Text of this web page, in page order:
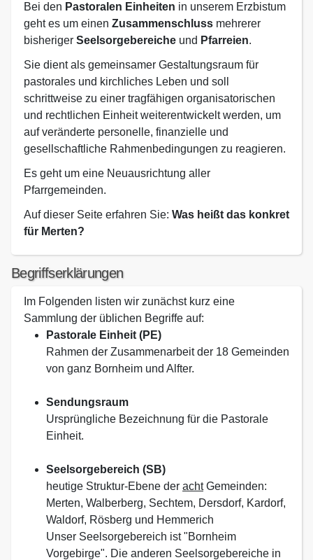
Bei den Pastoralen Einheiten in unserem Erzbistum
geht es um einen Zusammenschluss mehrerer
bisheriger Seelsorgebereiche und Pfarreien.
Sie dient als gemeinsamer Gestaltungsraum für
pastorales und kirchliches Leben und soll
schrittweise zu einer tragfähigen organisatorischen
und rechtlichen Einheit weiterentwickelt werden, um
auf veränderte personelle, finanzielle und
gesellschaftliche Rahmenbedingungen zu reagieren.
Es geht um eine Neuausrichtung aller
Pfarrgemeinden.
Auf dieser Seite erfahren Sie: Was heißt das konkret
für Merten?
Begriffserklärungen
Im Folgenden listen wir zunächst kurz eine
Sammlung der üblichen Begriffe auf:
Pastorale Einheit (PE)
Rahmen der Zusammenarbeit der 18 Gemeinden
von ganz Bornheim und Alfter.
Sendungsraum
Ursprüngliche Bezeichnung für die Pastorale
Einheit.
Seelsorgebereich (SB)
heutige Struktur-Ebene der achtGemeinden:
Merten, Walberberg, Sechtem, Dersdorf, Kardorf,
Waldorf, Rösberg und Hemmerich
Unser Seelsorgebereich ist "Bornheim
Vorgebirge". Die anderen Seelsorgebereiche in